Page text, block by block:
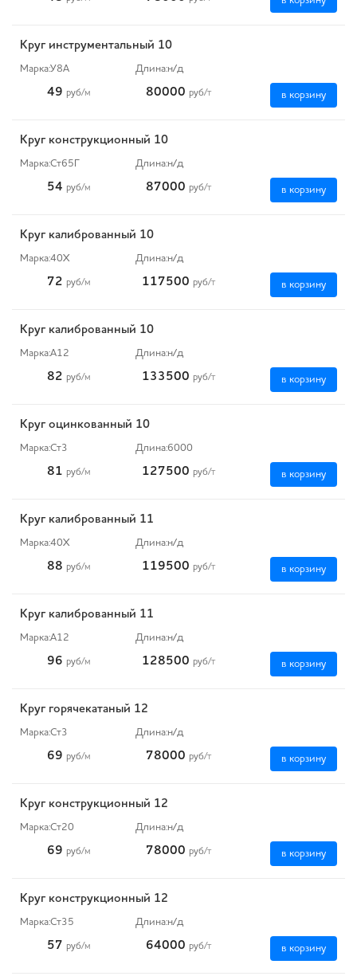
Круг инструментальный 10
Марка:У8А Длина:н/д
49 руб/м 80000 руб/т в корзину
Круг конструкционный 10
Марка:Ст65Г Длина:н/д
54 руб/м 87000 руб/т в корзину
Круг калиброванный 10
Марка:40Х Длина:н/д
72 руб/м 117500 руб/т в корзину
Круг калиброванный 10
Марка:А12 Длина:н/д
82 руб/м 133500 руб/т в корзину
Круг оцинкованный 10
Марка:Ст3 Длина:6000
81 руб/м 127500 руб/т в корзину
Круг калиброванный 11
Марка:40Х Длина:н/д
88 руб/м 119500 руб/т в корзину
Круг калиброванный 11
Марка:А12 Длина:н/д
96 руб/м 128500 руб/т в корзину
Круг горячекатаный 12
Марка:Ст3 Длина:н/д
69 руб/м 78000 руб/т в корзину
Круг конструкционный 12
Марка:Ст20 Длина:н/д
69 руб/м 78000 руб/т в корзину
Круг конструкционный 12
Марка:Ст35 Длина:н/д
57 руб/м 64000 руб/т в корзину